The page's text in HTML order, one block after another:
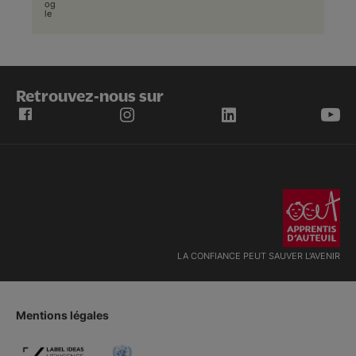
og
le
Retrouvez-nous sur
LA CONFIANCE PEUT SAUVER L'AVENIR
Mentions légales